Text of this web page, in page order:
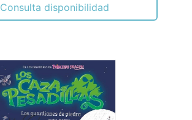
Consulta disponibilidad